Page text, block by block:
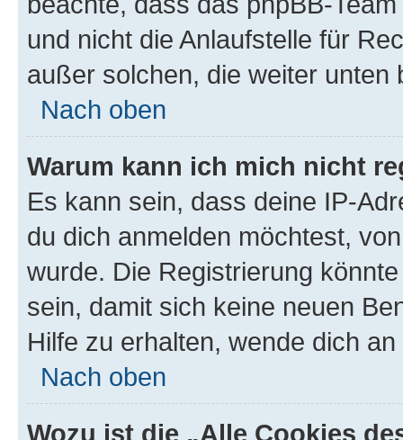
und nicht die Anlaufstelle für
außer solchen, die weiter unten
Nach oben
Warum kann ich mich nicht
Es kann sein, dass deine IP-
du dich anmelden möchtest,
wurde. Die Registrierung
sein, damit sich keine neuen
Hilfe zu erhalten, wende dich
Nach oben
Wozu ist die „Alle Cookies